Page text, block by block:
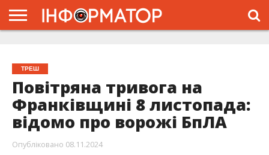
ТРЕШ
Повітряна тривога на
Франківщині 8 листопада:
відомо про ворожі БпЛА
Опубліковано 08.11.2024